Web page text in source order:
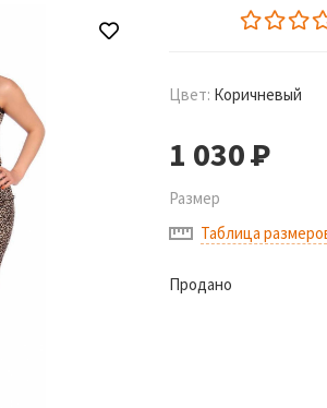
Цвет: Коричневый
1 030Р
Размер
Таблица
Продано